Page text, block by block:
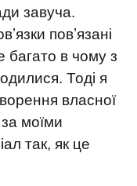
завуча.
повʼязані
в чому з
Тоді я
власної
моїми
так, як це